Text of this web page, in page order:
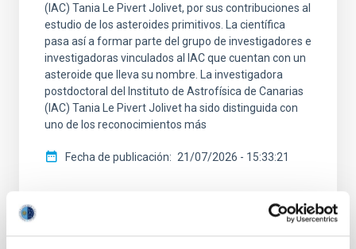
(IAC) Tania Le Pivert Jolivet, por sus contribuciones al
estudio de los asteroides primitivos. La científica
pasa así a formar parte del grupo de investigadores e
investigadoras vinculados al IAC que cuentan con un
asteroide que lleva su nombre. La investigadora
postdoctoral del Instituto de Astrofísica de Canarias
(IAC) Tania Le Pivert Jolivet ha sido distinguida con
uno de los reconocimientos más
Fecha de publicación 21/07/2026 - 15:33:21